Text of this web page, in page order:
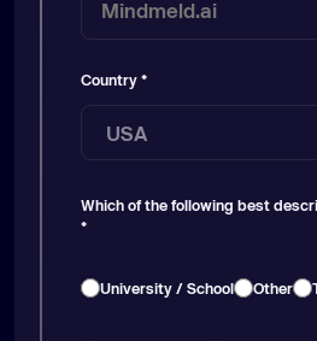
Country*
Which of the following best
*
University / School Other